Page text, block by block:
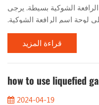
الشوكية بسيطة. يرجى
لوحة اسم الرافعة الشوكية.
سيخبرك بما يلي: 1. المسافة من مركز التحميل 2. الصاري العمودي
اليمين 4. الارتفاع عندما تقوم بتكديس الأحمال
مركز الحمولة في منتصف
الحمولة. لذا، بالنسبة لحمولة 1000 مم، سيكون مركز التحميل 500
قراءة المزيد
how to use liquefied
2024-04-19